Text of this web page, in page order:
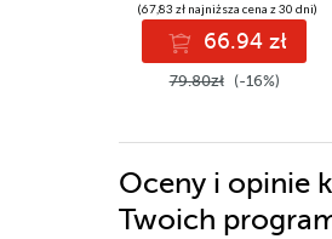
(67,83 zł najniższa cena z 30 dni)
66.94 zł
79.80zł (-16%)
Oceny i opinie
Twoich